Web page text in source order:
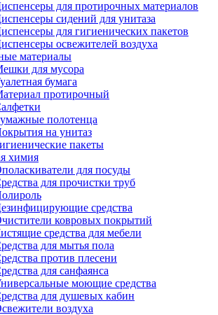
для протирочных материалов
сидений для унитаза
для гигиенических пакетов
освежителей воздуха
материалы
для мусора
бумага
протирочный
полотенца
на унитаз
пакеты
химия
для посуды
для прочистки труб
средства
ковровых покрытий
средства для мебели
для мытья пола
против плесени
для санфаянса
моющие средства
для душевых кабин
воздуха